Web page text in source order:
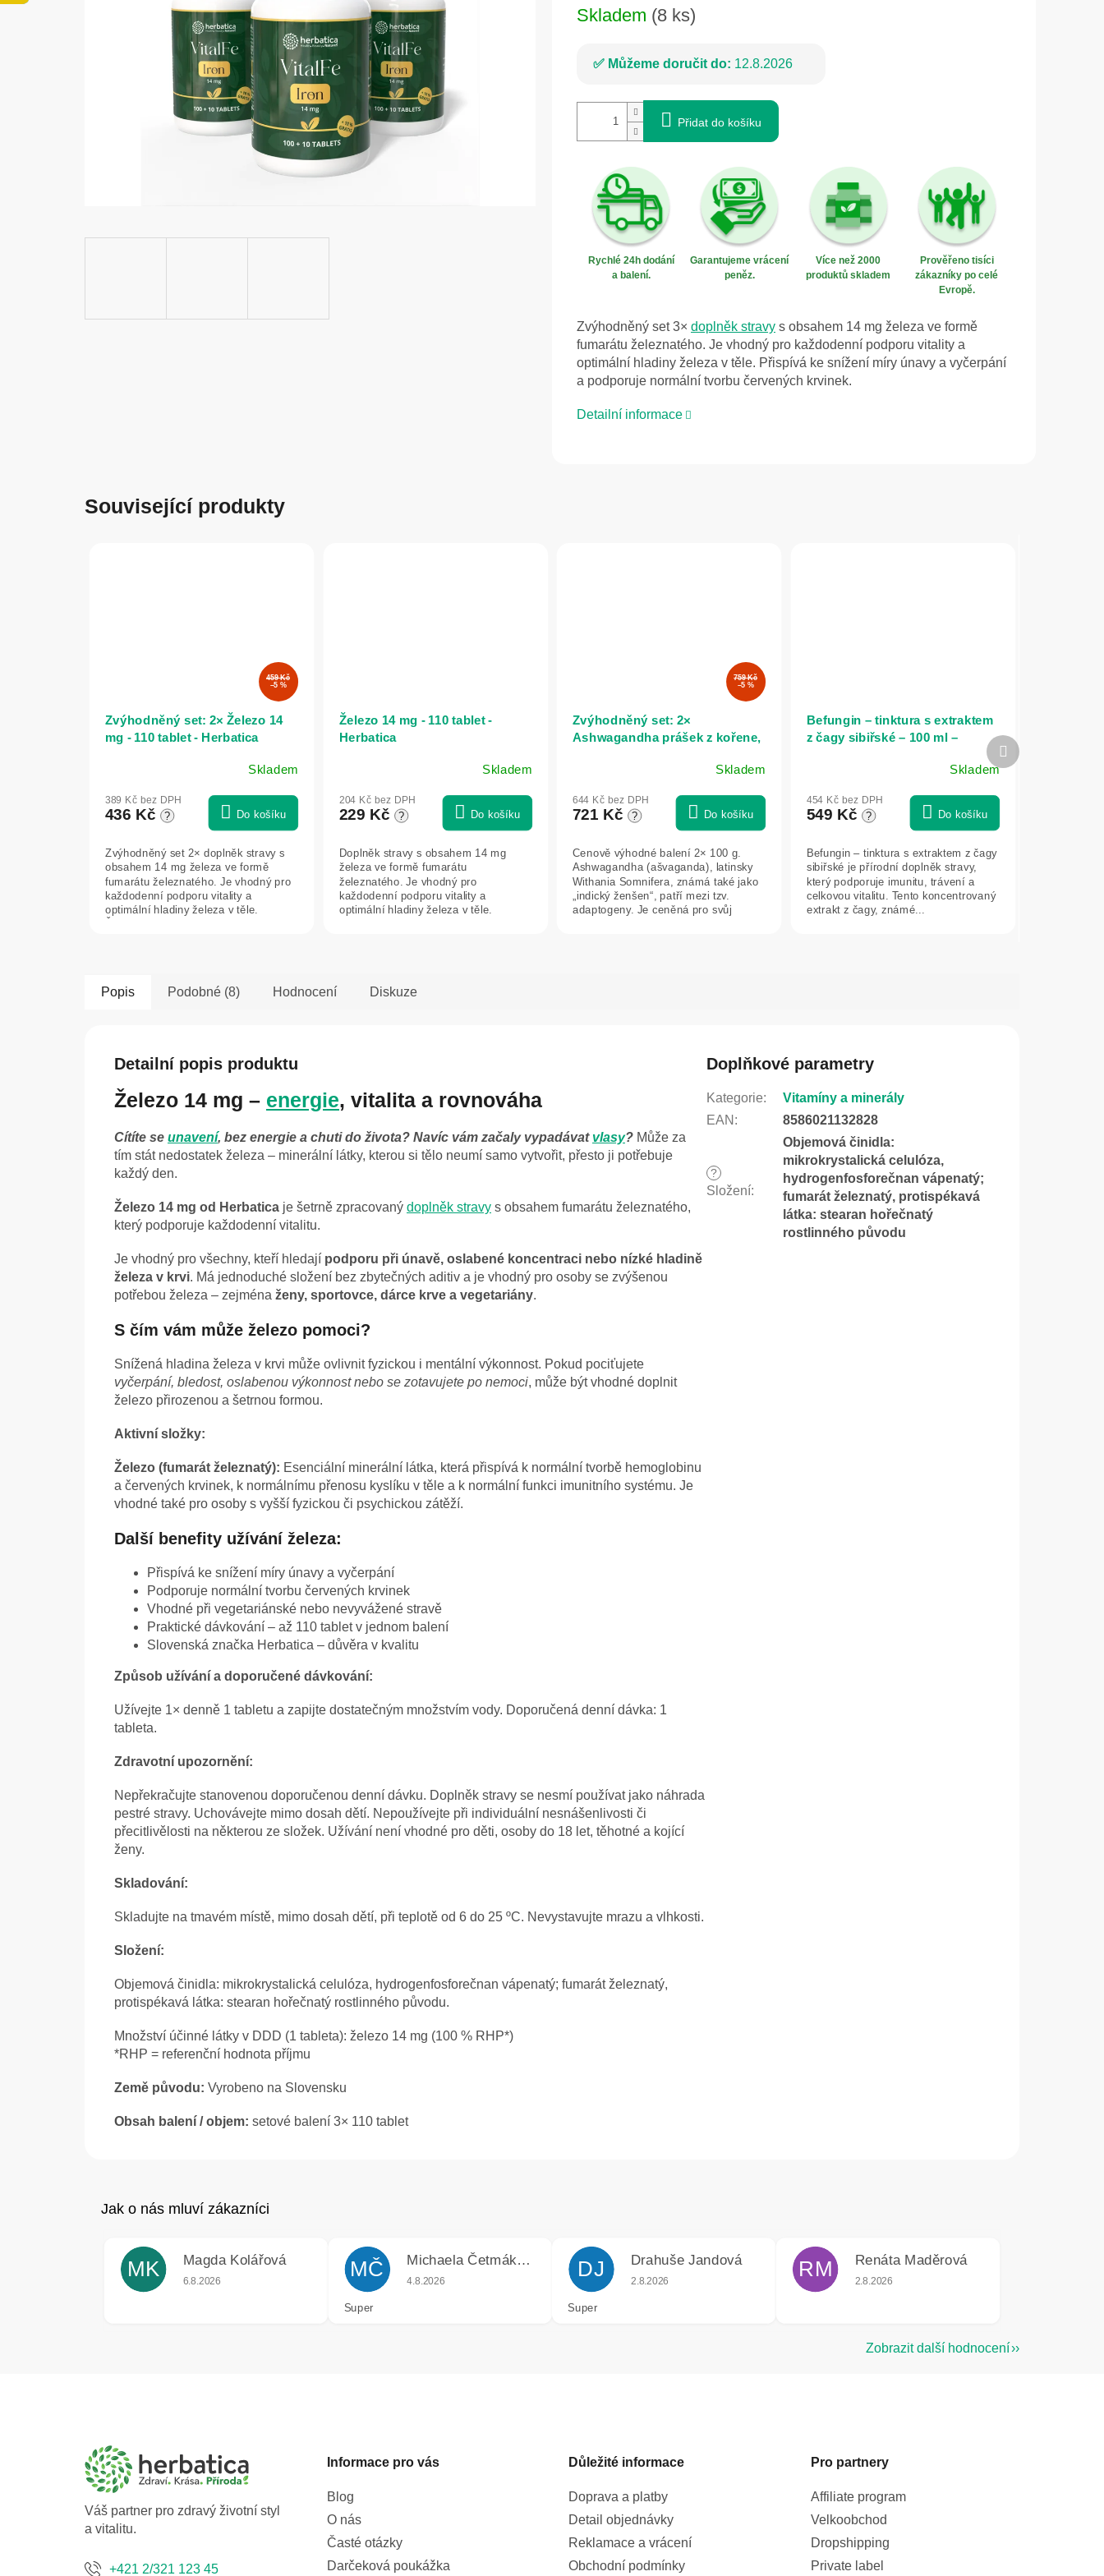
Skladem (8 ks)
Můžeme doručit do: 12.8.2026
Přidat do košíku
Rychlé 24h dodání
a balení.
Garantujeme vrácení
peněz.
Více než 2000
produktů skladem
Prověřeno tisíci
zákazníky po celé
Evropě.
Zvýhodněný set 3× doplněk stravy s obsahem 14 mg železa ve formě
fumarátu železnatého. Je vhodný pro každodenní podporu vitality a
optimální hladiny železa v těle. Přispívá ke snížení míry únavy a vyčerpání
a podporuje normální tvorbu červených krvinek.
Detailní informace
Související produkty
459 Kč
–5 %
Zvýhodněný set: 2× Železo 14
mg - 110 tablet - Herbatica
produktu
z
5
hvězdiček.
Skladem
389 Kč bez DPH
436 Kč ? Do košíku
Zvýhodněný set 2× doplněk stravy s
obsahem 14 mg železa ve formě
fumarátu železnatého. Je vhodný pro
každodenní podporu vitality a
optimální hladiny železa v těle.
Železo 14 mg - 110 tablet -
Herbatica
Skladem
204 Kč bez DPH
229 Kč ? Do košíku
Doplněk stravy s obsahem 14 mg
železa ve formě fumarátu
železnatého. Je vhodný pro
každodenní podporu vitality a
optimální hladiny železa v těle.
759 Kč
–5 %
Zvýhodněný set: 2×
Ashwagandha prášek z kořene,
Skladem
644 Kč bez DPH
721 Kč ? Do košíku
Cenově výhodné balení 2× 100 g.
Ashwagandha (ašvaganda), latinsky
Withania Somnifera, známá také jako
„indický ženšen“, patří mezi tzv.
adaptogeny. Je ceněná pro svůj
Befungin – tinktura s extraktem
z čagy sibiřské – 100 ml –
produktu
z
5
hvězdiček.
Skladem
454 Kč bez DPH
549 Kč ? Do košíku
Befungin – tinktura s extraktem z čagy
sibiřské je přírodní doplněk stravy,
který podporuje imunitu, trávení a
celkovou vitalitu. Tento koncentrovaný
extrakt z čagy, známé...
Další
produkt
Popis Podobné (8) Hodnocení Diskuze
Detailní popis produktu
Železo 14 mg – energie, vitalita a rovnováha
Cítíte se unavení, bez energie a chuti do života? Navíc vám začaly vypadávat vlasy? Může za
tím stát nedostatek železa – minerální látky, kterou si tělo neumí samo vytvořit, přesto ji potřebuje
každý den.
Železo 14 mg od Herbatica je šetrně zpracovaný doplněk stravy s obsahem fumarátu železnatého,
který podporuje každodenní vitalitu.
Je vhodný pro všechny, kteří hledají podporu při únavě, oslabené koncentraci nebo nízké hladině
železa v krvi. Má jednoduché složení bez zbytečných aditiv a je vhodný pro osoby se zvýšenou
potřebou železa – zejména ženy, sportovce, dárce krve a vegetariány.
S čím vám může železo pomoci?
Snížená hladina železa v krvi může ovlivnit fyzickou i mentální výkonnost. Pokud pociťujete
vyčerpání, bledost, oslabenou výkonnost nebo se zotavujete po nemoci, může být vhodné doplnit
železo přirozenou a šetrnou formou.
Aktivní složky:
Železo (fumarát železnatý): Esenciální minerální látka, která přispívá k normální tvorbě hemoglobinu
a červených krvinek, k normálnímu přenosu kyslíku v těle a k normální funkci imunitního systému. Je
vhodné také pro osoby s vyšší fyzickou či psychickou zátěží.
Další benefity užívání železa:
Přispívá ke snížení míry únavy a vyčerpání
Podporuje normální tvorbu červených krvinek
Vhodné při vegetariánské nebo nevyvážené stravě
Praktické dávkování – až 110 tablet v jednom balení
Slovenská značka Herbatica – důvěra v kvalitu
Způsob užívání a doporučené dávkování:
Užívejte 1× denně 1 tabletu a zapijte dostatečným množstvím vody. Doporučená denní dávka: 1
tableta.
Zdravotní upozornění:
Nepřekračujte stanovenou doporučenou denní dávku. Doplněk stravy se nesmí používat jako náhrada
pestré stravy. Uchovávejte mimo dosah dětí. Nepoužívejte při individuální nesnášenlivosti či
přecitlivělosti na některou ze složek. Užívání není vhodné pro děti, osoby do 18 let, těhotné a kojící
ženy.
Skladování:
Skladujte na tmavém místě, mimo dosah dětí, při teplotě od 6 do 25 ºC. Nevystavujte mrazu a vlhkosti.
Složení:
Objemová činidla: mikrokrystalická celulóza, hydrogenfosforečnan vápenatý; fumarát železnatý,
protispékavá látka: stearan hořečnatý rostlinného původu.
Množství účinné látky v DDD (1 tableta): železo 14 mg (100 % RHP*)
*RHP = referenční hodnota příjmu
Země původu: Vyrobeno na Slovensku
Obsah balení / objem: setové balení 3× 110 tablet
Doplňkové parametry
Kategorie:
Vitamíny a minerály
EAN : 8586021132828
?
Složení:
Objemová činidla:
mikrokrystalická celulóza,
hydrogenfosforečnan vápenatý;
fumarát železnatý, protispékavá
látka: stearan hořečnatý
rostlinného původu
MK Magda Kolářová
Hodnocení obchodu je 5 z 5 hvězdiček.
6.8.2026 MČ Michaela Četmáková
Hodnocení obchodu je 5 z 5 hvězdiček.
4.8.2026
Super
DJ Drahuše Jandová
Hodnocení obchodu je 5 z 5 hvězdiček.
2.8.2026
Super
RM Renáta Maděrová
Hodnocení obchodu je 5 z 5 hvězdiček.
2.8.2026
Zobrazit další hodnocení
Váš partner pro zdravý životní styl
a vitalitu.
+421 2/321 123 45
Informace pro vás
Blog
O nás
Časté otázky
Darčeková poukážka
Důležité informace
Doprava a platby
Detail objednávky
Reklamace a vrácení
Obchodní podmínky
Pro partnery
Affiliate program
Velkoobchod
Dropshipping
Private label